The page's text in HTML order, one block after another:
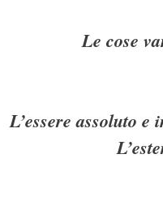
Le cose
L’essere assoluto